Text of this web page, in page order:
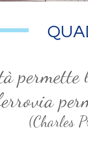
(Charles